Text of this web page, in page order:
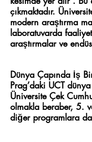
çıkmaktadır.
modern araştırma
laboratuvarda
araştırmalar ve
Dünya Çapında İş
Prag’daki UCT
Üniversite Çek
olmakla beraber, 5.
diğer programlara da